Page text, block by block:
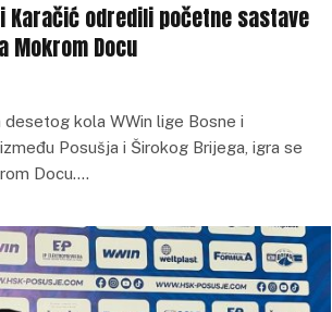
Karačić odredili početne sastave
Mokrom Docu
desetog kola WWin lige Bosne i
Posušja i Širokog Brijega, igra se
Docu.…